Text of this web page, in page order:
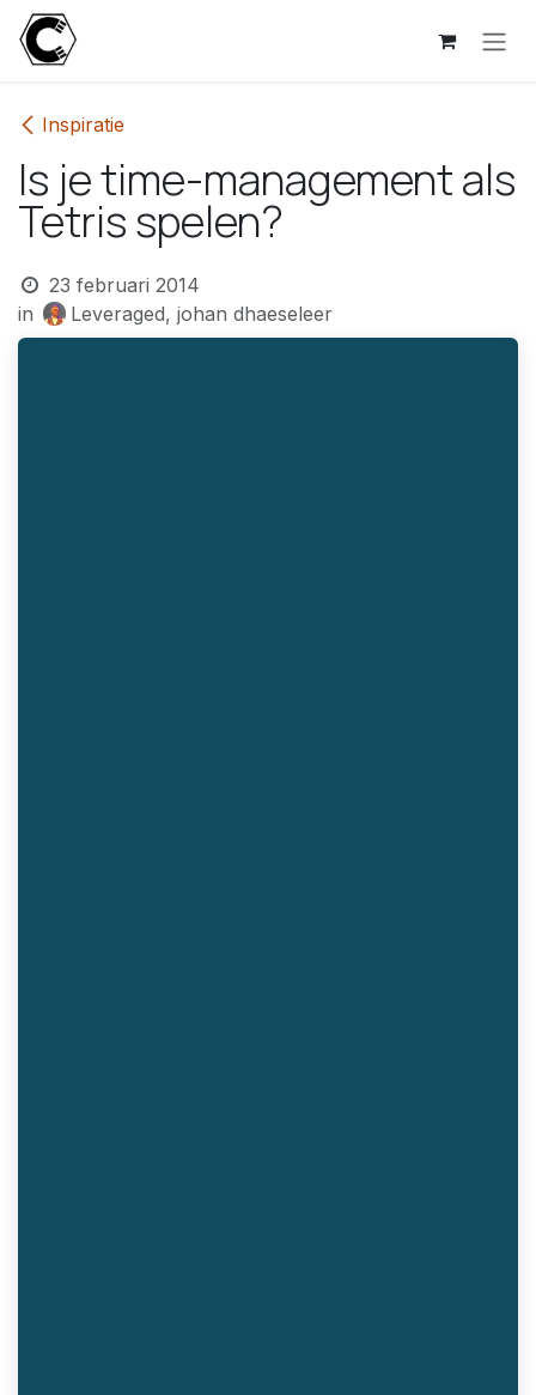
Overslaan naar inhoud
Inspiratie
Is je time-management als
Tetris spelen?
23 februari 2014
in
Leveraged, johan dhaeseleer